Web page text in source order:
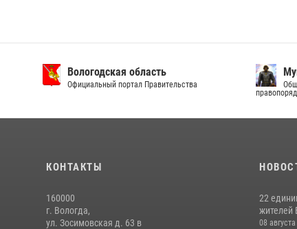
Вологодская область
Официальный портал Правительства
КОНТАКТЫ
160000
г. Вологда,
ул. Зосимовская д. 63 в
22
жителей
08